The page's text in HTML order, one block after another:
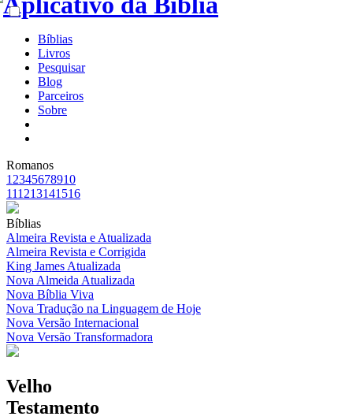
Bíblias
Livros
Pesquisar
Blog
Parceiros
Sobre
Romanos
1 2345678910
111213141516
Bíblias
Almeira Revista e Atualizada
Almeira Revista e Corrigida
King James Atualizada
Nova Almeida Atualizada
Nova Bíblia Viva
Nova Tradução na Linguagem de Hoje
Nova Versão Internacional
Nova Versão Transformadora
Velho
Testamento